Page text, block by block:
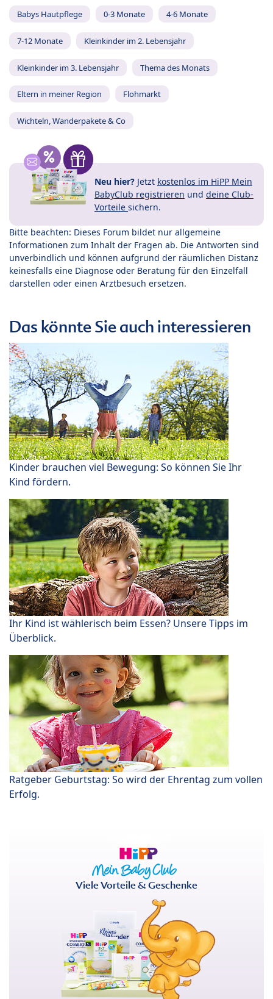
Babys Hautpflege 0-3 Monate 4-6 Monate
7-12 Monate Kleinkinder im 2. Lebensjahr
Kleinkinder im 3. Lebensjahr Thema des Monats
Eltern in meiner Region Flohmarkt
Wichteln, Wanderpakete & Co
Neu hier? Jetzt kostenlos im HiPP Mein
BabyClub registrieren und deine Club-
Vorteile sichern.
Bitte beachten: Dieses Forum bildet nur allgemeine
Informationen zum Inhalt der Fragen ab. Die Antworten sind
unverbindlich und können aufgrund der räumlichen Distanz
keinesfalls eine Diagnose oder Beratung für den Einzelfall
darstellen oder einen Arztbesuch ersetzen.
Das könnte Sie auch interessieren
Kinder brauchen viel Bewegung: So können Sie Ihr
Kind fördern.
Ihr Kind ist wählerisch beim Essen? Unsere Tipps im
Überblick.
Ratgeber Geburtstag: So wird der Ehrentag zum vollen
Erfolg.
Viele Vorteile & Geschenke